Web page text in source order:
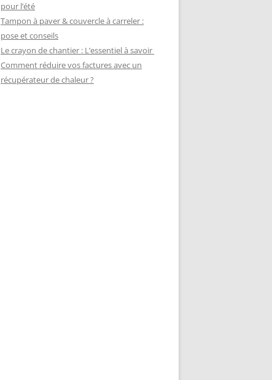
pour l’été
Tampon à paver & couvercle à carreler :
pose et conseils
Le crayon de chantier : L’essentiel à savoir
Comment réduire vos factures avec un
récupérateur de chaleur ?